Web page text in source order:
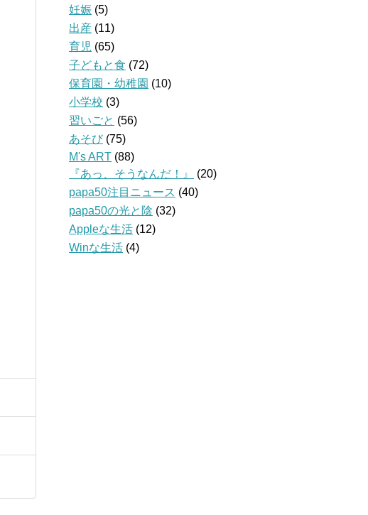
妊娠 (5)
出産 (11)
育児 (65)
子どもと食 (72)
保育園・幼稚園 (10)
小学校 (3)
習いごと (56)
あそび(75)
M's ART (88)
『あっ、そうなんだ！』
(20)
papa50注目ニュース (40)
papa50の光と陰 (32)
Appleな生活 (12)
Winな生活 (4)